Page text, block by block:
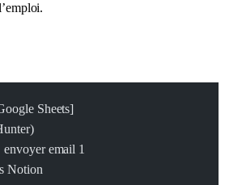
Sheets]
email 1
Notion